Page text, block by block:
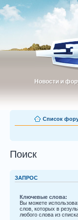
Новости и
Новости и
Список
Поиск
ЗАПРОС
Ключевые слова:
Вы можете
слов, которых в
любого слова из